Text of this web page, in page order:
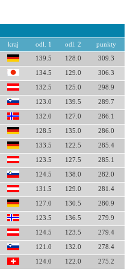
kraj odl. 1 odl. 2 punkty
139.5 128.0 309.3
134.5 129.0 306.3
132.5 125.0 298.9
123.0 139.5 289.7
132.0 127.0 286.1
128.5 135.0 286.0
133.5 122.5 285.4
123.5 127.5 285.1
124.5 138.0 282.0
131.5 129.0 281.4
127.0 130.5 280.9
123.5 136.5 279.9
124.5 123.5 279.4
121.0 132.0 278.4
124.0 122.0 275.2